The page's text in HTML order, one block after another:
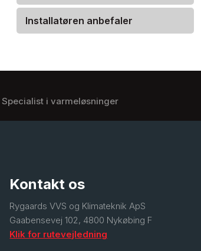
Installatøren anbefaler
Specialist i varmeløsninger
Kontakt os
​Rygaards VVS og Klimateknik ApS
Gaabensevej 102, 4800 Nykøbing F
Klik for rutevejledning